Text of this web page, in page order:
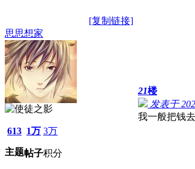
[复制链接]
思思想家
613
主题
1万
帖子
3万
积分
21楼
发表于
我一般把钱